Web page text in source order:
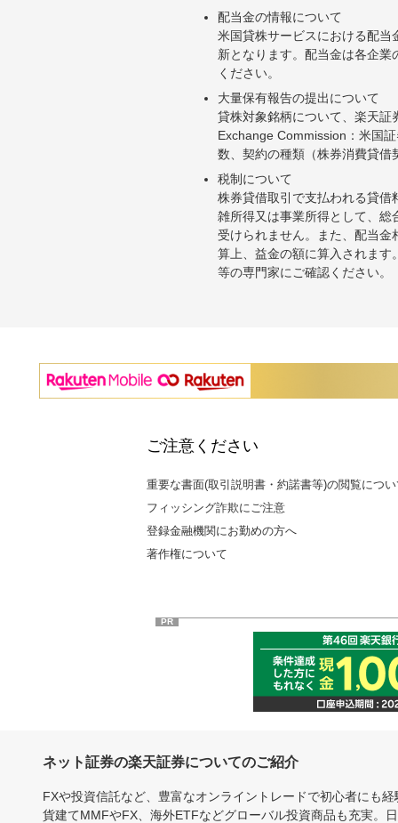
配当金の情報について
米国貸株サービスにおける配当
新となります。配当金は各企
ください。
大量保有報告の提出について
貸株対象銘柄について、楽天
Exchange Commission：米国
数、契約の種類（株券消費貸
税制について
株券貸借取引で支払われる貸
雑所得又は事業所得として、
受けられません。また、配当
算上、益金の額に算入されま
等の専門家にご確認ください。
ご注意ください
重要な書面(取引説明書・約諾書等)の閲覧につ
フィッシング詐欺にご注意
登録金融機関にお勤めの方へ
著作権について
PR
ネット証券の楽天証券についてのご紹介
FXや投資信託など、豊富なオンライントレードで初心者にも
貨建てMMFやFX、海外ETFなどグローバル投資商品も充実。